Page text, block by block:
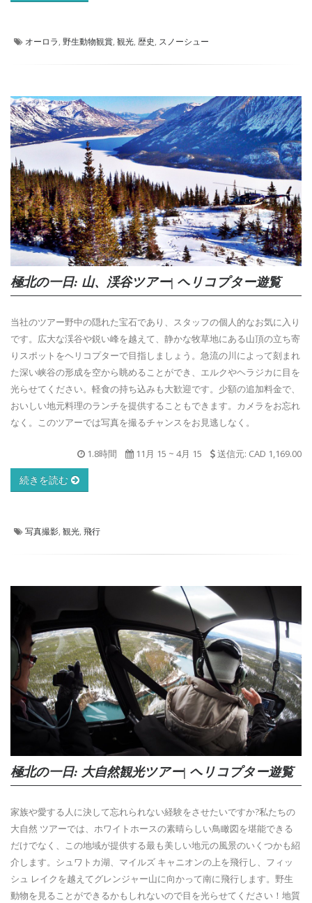
オーロラ, 野生動物観賞, 観光, 歴史, スノーシュー
極北の一日: 山、渓谷ツアー| ヘリコプター遊覧
当社のツアー野中の隠れた宝石であり、スタッフの個人的なお気に入り
です。広大な渓谷や鋭い峰を越えて、静かな牧草地にある山頂の立ち寄
りスポットをヘリコプターで目指しましょう。急流の川によって刻まれ
た深い峡谷の形成を空から眺めることができ、エルクやヘラジカに目を
光らせてください。軽食の持ち込みも大歓迎です。少額の追加料金で、
おいしい地元料理のランチを提供することもできます。カメラをお忘れ
なく。このツアーでは写真を撮るチャンスをお見逃しなく。
1.8時間 11月 15 ~ 4月 15 送信元: CAD 1,169.00
続きを読む
写真撮影 観光 飛行
極北の一日: 大自然観光ツアー| ヘリコプター遊覧
家族や愛する人に決して忘れられない経験をさせたいですか?私たちの
大自然 ツアーでは、ホワイトホースの素晴らしい鳥瞰図を堪能できる
だけでなく、この地域が提供する最も美しい地元の風景のいくつかも紹
介します。シュワトカ湖、マイルズ キャニオンの上を飛行し、フィッ
シュ レイクを越えてグレンジャー山に向かって南に飛行します。野生
動物を見ることができるかもしれないので目を光らせてください！地質